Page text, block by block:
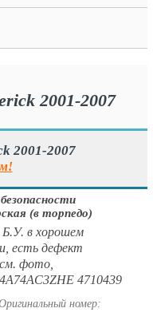
2001-2007
2001-2007
(в торпедо)
Б.У. в хорошем
есть дефект
фото,
4710439
номер: